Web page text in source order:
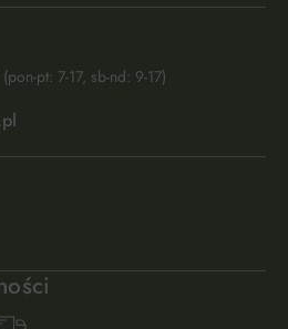
(pon-pt: 7-17, sb-nd: 9-17)